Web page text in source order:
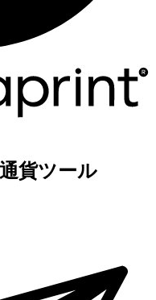
貨ツール